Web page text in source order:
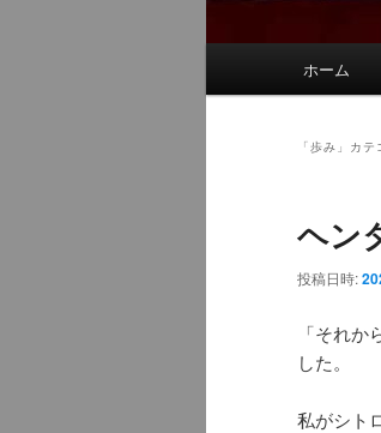
ホーム
「歩み 」カ
ヘン
投稿日時:
「それ
した。
私がシト